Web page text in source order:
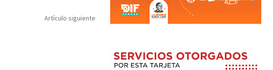
Artículo siguiente